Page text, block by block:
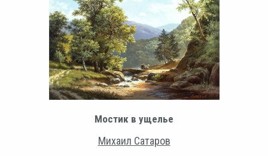
Мостик в ущелье
Михаил Сатаров